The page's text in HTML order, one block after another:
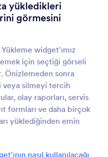
yükledikleri
görmesini
widget'ımız
için seçtiği görseli
Önizlemeden sonra
veya silmeyi tercih
olay raporları, servis
formları ve daha birçok
yüklediğinden emin
nasıl kullanılacağı
gösterisi ekleyin
yükledikleri görsellerin
sağlayın
yanıtlamasına izin